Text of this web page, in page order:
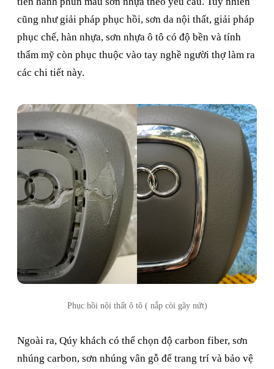
cũng như giải pháp phục hồi, sơn da nội thất, giải pháp
phục chế, hàn nhựa, sơn nhựa ô tô có độ bền và tính
thẩm mỹ còn phục thuộc vào tay nghề người thợ làm ra
các chi tiết này.
Phục hồi nội thất ô tô ( nắp còi gãy nứt)
Ngoài ra, Qúy khách có thể chọn độ carbon fiber, sơn
nhúng carbon, sơn nhúng vân gỗ để trang trí và bảo vệ